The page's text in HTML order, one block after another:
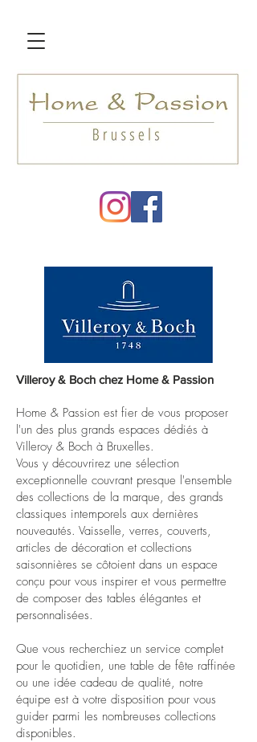
Villeroy & Boch chez Home & Passion
Home & Passion est fier de vous proposer
l'un des plus grands espaces dédiés à
Villeroy & Boch à Bruxelles.
Vous y découvrirez une sélection
exceptionnelle couvrant presque l'ensemble
des collections de la marque, des grands
classiques intemporels aux dernières
nouveautés. Vaisselle, verres, couverts,
articles de décoration et collections
saisonnières se côtoient dans un espace
conçu pour vous inspirer et vous permettre
de composer des tables élégantes et
personnalisées.
Que vous recherchiez un service complet
pour le quotidien, une table de fête raffinée
ou une idée cadeau de qualité, notre
équipe est à votre disposition pour vous
guider parmi les nombreuses collections
disponibles.